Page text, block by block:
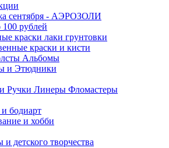
сентября - АЭРОЗОЛИ
рублей
краски лаки грунтовки
краски и кисти
Альбомы
и Этюдники
Ручки Линеры Фломастеры
бодиарт
и хобби
детского творчества